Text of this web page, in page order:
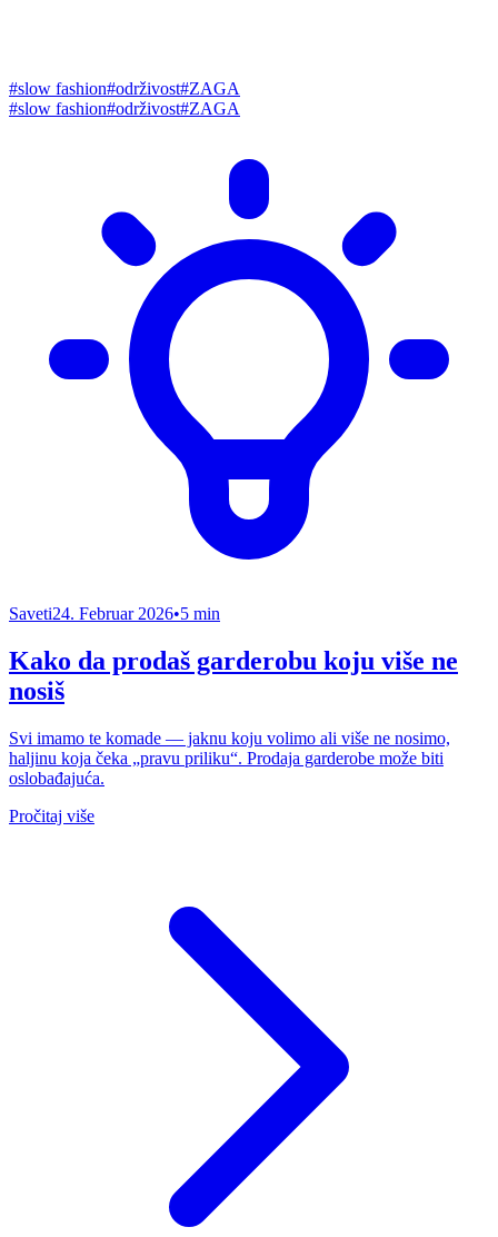
#slow fashion#održivost#ZAGA
#slow fashion#održivost#ZAGA
Saveti24. Februar 2026•5 min
Kako da prodaš garderobu koju više ne
nosiš
Svi imamo te komade — jaknu koju volimo ali više ne nosimo,
haljinu koja čeka „pravu priliku“. Prodaja garderobe može biti
oslobađajuća.
Pročitaj više